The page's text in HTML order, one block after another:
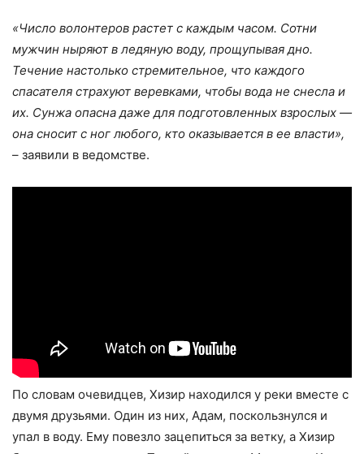
«Число волонтеров растет с каждым часом. Сотни
мужчин ныряют в ледяную воду, прощупывая дно.
Течение настолько стремительное, что каждого
спасателя страхуют веревками, чтобы вода не снесла и
их. Сунжа опасна даже для подготовленных взрослых —
она сносит с ног любого, кто оказывается в ее власти»,
– заявили в ведомстве.
По словам очевидцев, Хизир находился у реки вместе с
двумя друзьями. Один из них, Адам, поскользнулся и
упал в воду. Ему повезло зацепиться за ветку, а Хизир